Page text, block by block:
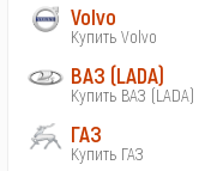
Volvo
Купить Volvo
ВАЗ (LADA)
Купить ВАЗ (LADA)
ГАЗ
Купить ГАЗ